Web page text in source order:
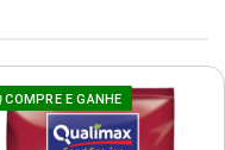
COMPRE E GANHE